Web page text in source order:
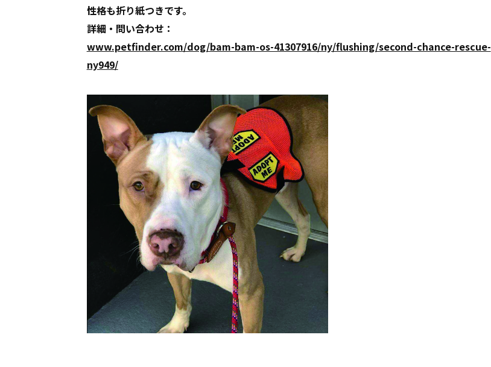
性格も折り紙つきです。
詳細・問い合わせ：
www.petfinder.com/dog/bam-bam-os-41307916/ny/flushing/second-chance-rescue-
ny949/